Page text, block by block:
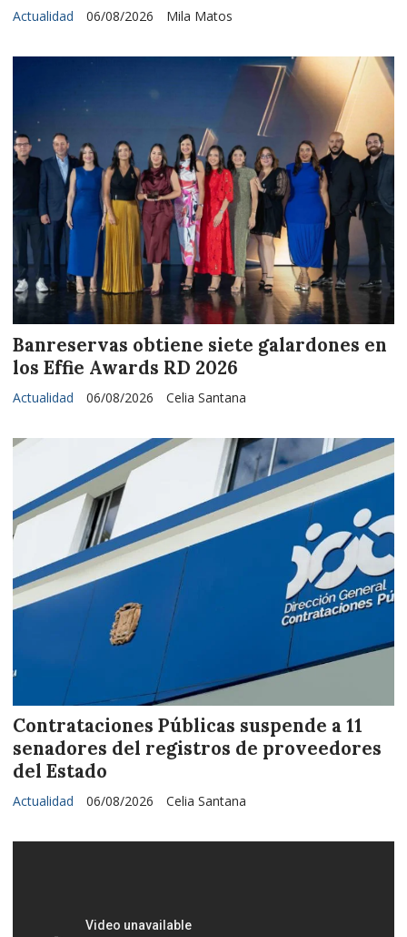
Mila Matos
Actualidad 06/08/2026
Banreservas obtiene siete galardones en
los Effie Awards RD 2026
Celia Santana
Actualidad 06/08/2026
Contrataciones Públicas suspende a 11
senadores del registros de proveedores
del Estado
Celia Santana
Actualidad 06/08/2026